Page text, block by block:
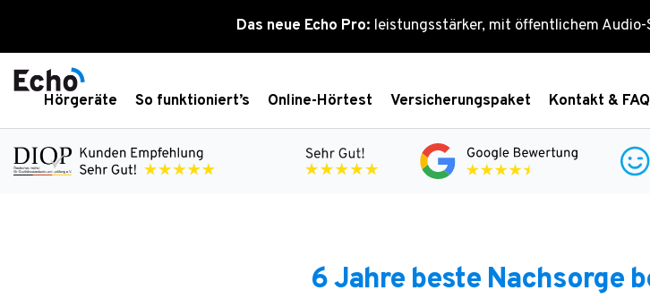
Das neue Echo Pro: leistungsstärker, mit öffentlichem
springen
Hörgeräte So funktioniert’s Online-Hörtest Versicherungspaket Kontakt & FAQ
6 Jahre beste Nachsorge